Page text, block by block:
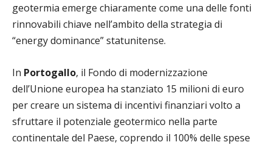
geotermia emerge chiaramente come una delle fonti
rinnovabili chiave nell’ambito della strategia di
“energy dominance” statunitense.
In Portogallo, il Fondo di modernizzazione
dell’Unione europea ha stanziato 15 milioni di euro
per creare un sistema di incentivi finanziari volto a
sfruttare il potenziale geotermico nella parte
continentale del Paese, coprendo il 100% delle spese